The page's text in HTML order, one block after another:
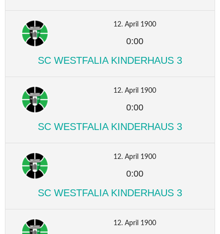
12. April 1900
0:00
SC WESTFALIA KINDERHAUS 3
12. April 1900
0:00
SC WESTFALIA KINDERHAUS 3
12. April 1900
0:00
SC WESTFALIA KINDERHAUS 3
12. April 1900